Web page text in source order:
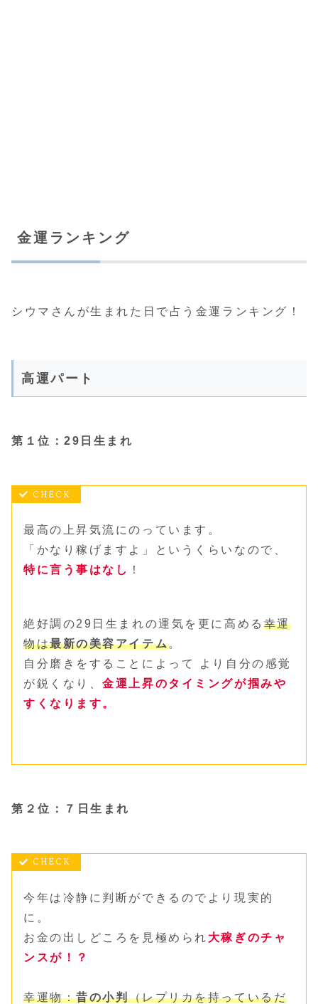
金運ランキング
シウマさんが生まれた日で占う金運ランキング！
高運パート
第１位：29日生まれ
最高の上昇気流にのっています。
「かなり稼げますよ」というくらいなので、
特に言う事はなし
！
絶好調の29日生まれの運気を更に高める 幸運
物は最新の美容アイテム。
自分磨きをすることによって より自分の感覚
が鋭くなり、金運上昇のタイミングが掴みや
すくなります。
第２位：７日生まれ
今年は冷静に判断ができるのでより現実的
に。
お金の出しどころを見極められ 大稼ぎのチャ
ンスが！？
幸運物：昔の小判（レプリカを持っているだ